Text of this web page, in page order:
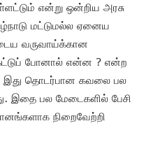
என்று ஒன்றிய அரசு
மட்டுமல்ல ஏனைய
வருவாய்க்கான
போனால் என்ன ? என்ற
இது தொடர்பான கவலை பல
இதை பல மேடைகளில் பேசி
நிறைவேற்றி